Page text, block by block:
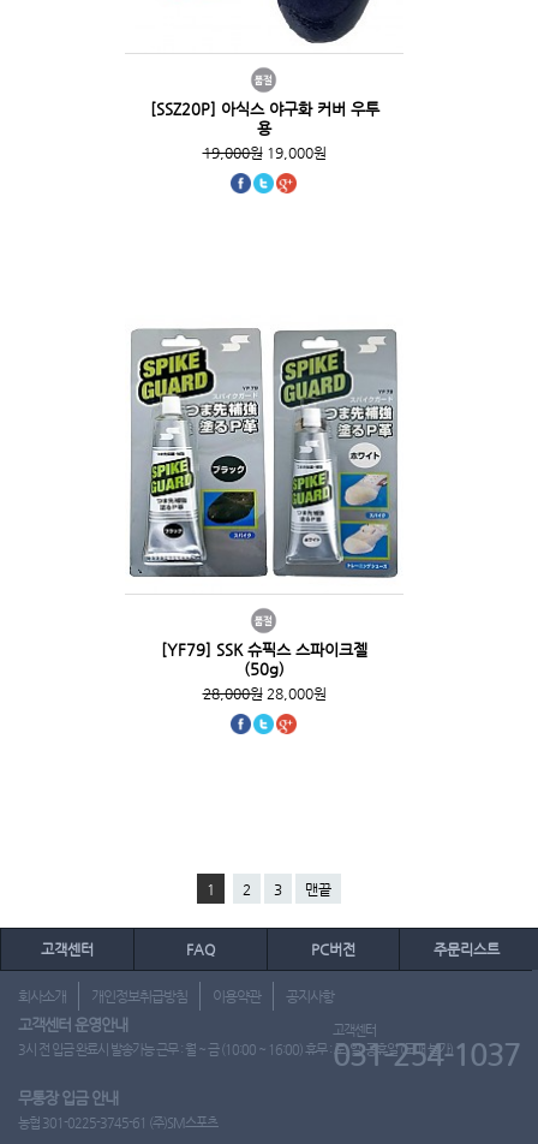
[SSZ20P] 아식스 야구화 커버 우투
용
19,000원19,000원
[YF79] SSK 슈픽스 스파이크젤
(50g)
28,000원28,000원
1 2 3 맨끝
고객센터 FAQ PC버전 주문리스트
회사소개 개인정보취급방침 이용약관 공지사항
고객센터 운영안내
3시 전 입금 완료시 발송가능 근무 : 월 ~ 금 (10:00 ~ 16:00) 휴무 : 토, 일, 공휴일 (도매 불가)
고객센터
031-254-1037
무통장 입금 안내
농협 301-0225-3745-61 (주)SM스포츠